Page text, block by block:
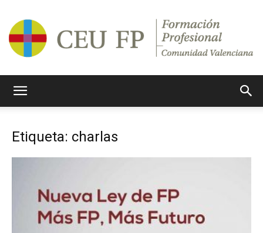
CEU
Etiqueta: charlas